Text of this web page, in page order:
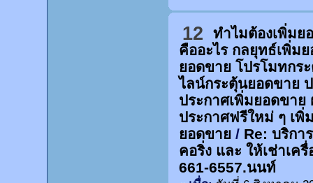
12
ทำไมต้องเพิ่มย
คืออะไร กลยุทธ์เพิ่ม
ยอดขาย โปรโมทกร
ไลน์กระตุ้นยอดขาย
ประกาศเพิ่มยอดขาย
ประกาศฟรีใหม่ ๆ เพิ่
ยอดขาย/ Re: บริกา
คอริ่ง และ ให้เช่าเค
661-6557.นนท์